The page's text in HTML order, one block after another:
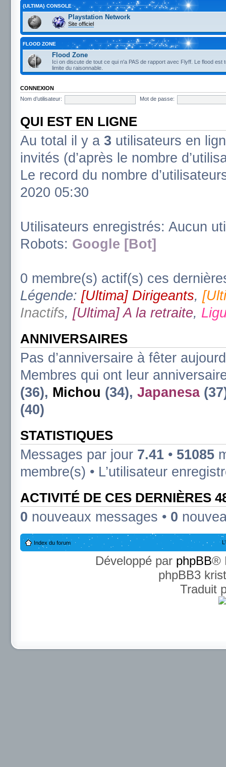
{ULTIMA} CONSOLE
Playstation Network
Site officiel
FLOOD ZONE
Flood Zone
Ici on discute de tout ce qui n'a PAS de rapport avec Flyff. Le flood est
limite du raisonnable.
CONNEXION
Nom d’utilisateur:
Mot de passe:
QUI EST EN LIGNE
Au total il y a 3 utilisateurs en
invités (d’après le nombre
Le record du nombre
2020 05:30
Utilisateurs enregistrés: Aucun
Robots: Google [Bot]
0 membre(s) actif(s) ces
Légende: [Ultima] Dirigeants,
Inactifs, [Ultima] A la retraite,
ANNIVERSAIRES
Pas d’anniversaire à fêter
Membres qui ont leur
(36), Michou (34), Japanesa
(40)
STATISTIQUES
Messages par jour 7.41 • 51085
membre(s) • L’utilisateur
ACTIVITÉ DE CES DERNIÈRES
0 nouveaux messages • 0
Index du forum
Développé par phpBB®
phpBB3
Traduit